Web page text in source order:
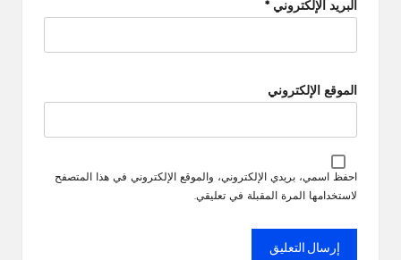
البريد الإلكتروني *
الموقع الإلكتروني
احفظ اسمي، بريدي الإلكتروني، والموقع الإلكتروني في هذا المتصفح
لاستخدامها المرة المقبلة في تعليقي.